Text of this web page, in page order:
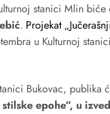
stanici Mlin biće
. Projekat
u Kulturnoj
Bukovac,
epohe”, u